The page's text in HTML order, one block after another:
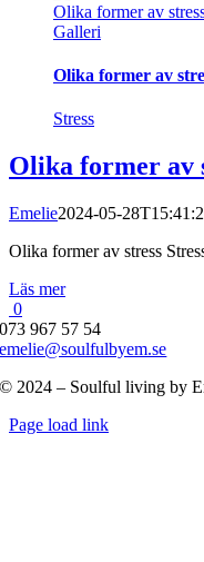
Olika former av
Galleri
Olika former av
Stress
Olika former av
Emelie2024-05-
Olika former av stress
Läs mer
0
073 967 57 54
emelie@soulfulbyem.se
© 2024 – Soulful living by
Byt
Page load link